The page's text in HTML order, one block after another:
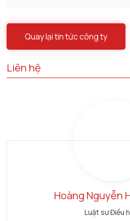
Quay lại tin tức công ty
Liên hệ
Hoàng Nguyễn
Luật sư Điều